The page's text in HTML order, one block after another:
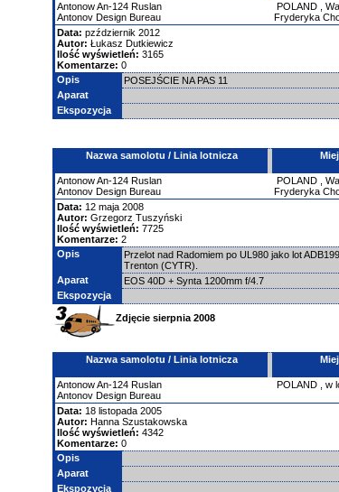
AntonowAn-124 Ruslan
Antonov Design Bureau
POLAND
Fryderyka
Data: pzździernik 2012
Autor: Łukasz Dutkiewicz
Ilość wyświetleń: 3165
Komentarze: 0
Opis
POSEJŚCIE NA PAS 11
Aparat
Ekspozycja
Nazwa samolotu / Linia lotnicza
AntonowAn-124 Ruslan
Antonov Design Bureau
POLAND
Fryderyka
Data: 12 maja 2008
Autor: Grzegorz Tuszyński
Ilość wyświetleń: 7725
Komentarze: 2
Opis
Przelot nad Radomiem po UL980 jako lot
Trenton (CYTR).
Aparat
EOS 40D + Synta 1200mm f/4.7
Ekspozycja
Zdjęcie sierpnia 2008
Nazwa samolotu / Linia lotnicza
AntonowAn-124 Ruslan
Antonov Design Bureau
POLAND w
Data: 18 listopada 2005
Autor: Hanna Szustakowska
Ilość wyświetleń: 4342
Komentarze: 0
Opis
Aparat
Ekspozycja